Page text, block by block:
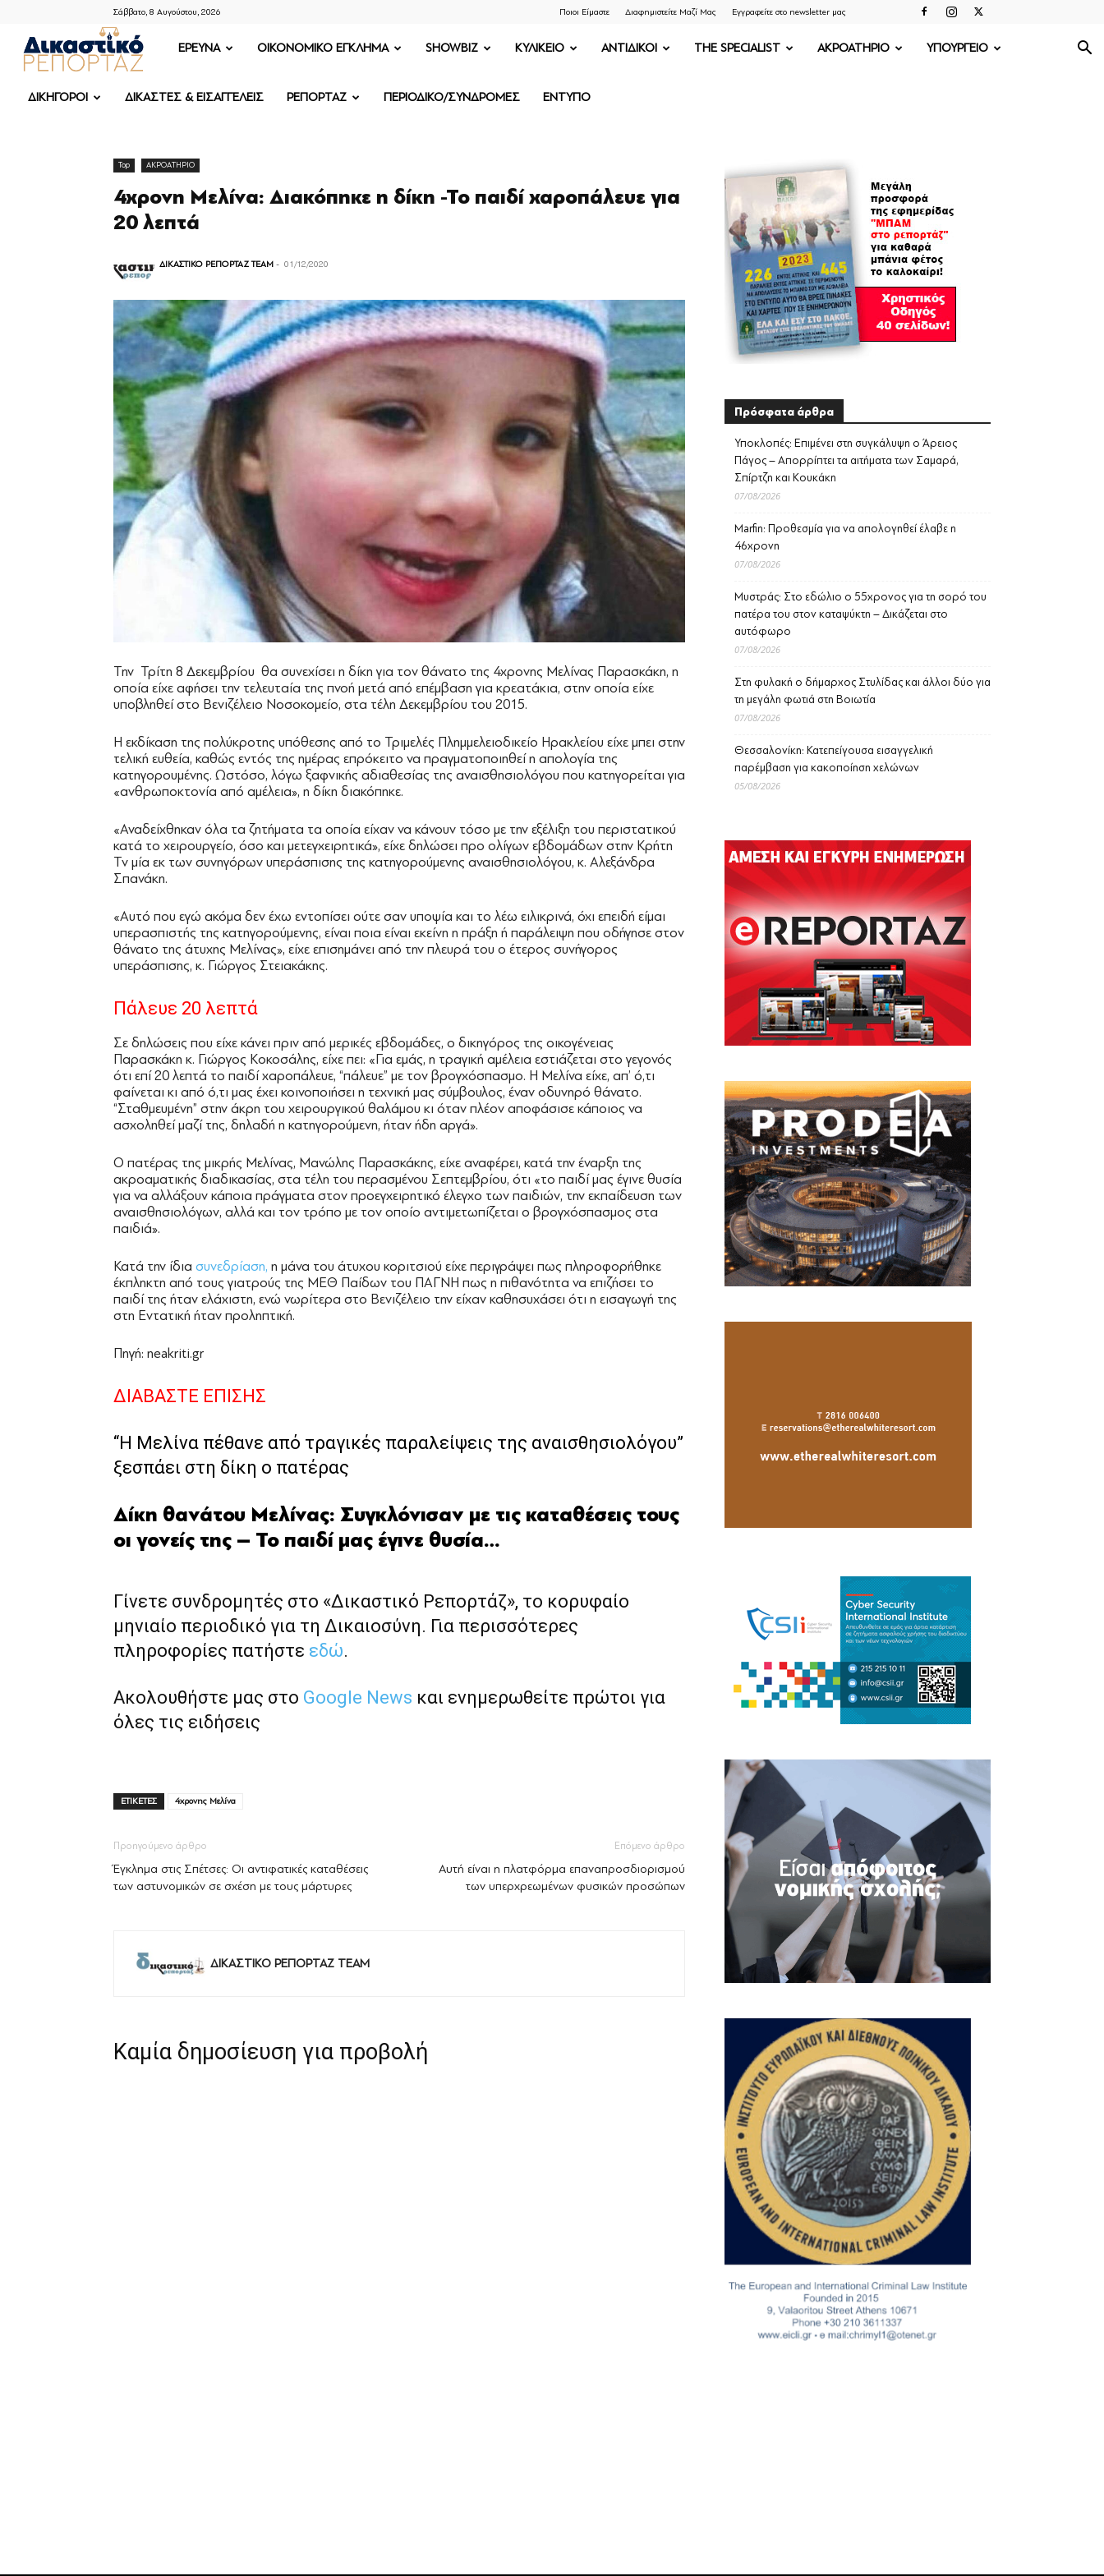
Σάββατο, 8 Αυγούστου, 2026 Ποιοι Είμαστε Διαφημιστείτε Μαζί Μας Εγγραφείτε στο newsletter μας
ΔΙΚΑΣΤΙΚΟ
ΡΕΠΟΡΤΑΖ
ΕΡΕΥΝΑ OIKONOMIKO ΕΓΚΛΗΜΑ SHOWBIZ ΚΥΛΙΚΕΙΟ ΑΝΤΙΔΙΚΟΙ THE SPECIALIST ΑΚΡΟΑΤΗΡΙΟ ΥΠΟΥΡΓΕΙΟ
ΔΙΚΗΓΟΡΟΙ ΔΙΚΑΣΤΕΣ & ΕΙΣΑΓΓΕΛΕΙΣ ΡΕΠΟΡΤΑΖ ΠΕΡΙΟΔΙΚΟ/ΣΥΝΔΡΟΜΕΣ ΕΝΤΥΠΟ
Top ΑΚΡΟΑΤΗΡΙΟ
4χρονη Μελίνα: Διακόπηκε η δίκη -Το παιδί χαροπάλευε για
20 λεπτά
ΔΙΚΑΣΤΙΚΟ ΡΕΠΟΡΤΑΖ TEAM - 01/12/2020
Την Τρίτη 8 Δεκεμβρίου θα συνεχίσει η δίκη για τον θάνατο της 4χρονης Μελίνας Παρασκάκη, η
οποία είχε αφήσει την τελευταία της πνοή μετά από επέμβαση για κρεατάκια, στην οποία είχε
υποβληθεί στο Βενιζέλειο Νοσοκομείο, στα τέλη Δεκεμβρίου του 2015.
Η εκδίκαση της πολύκροτης υπόθεσης από το Τριμελές Πλημμελειοδικείο Ηρακλείου είχε μπει στην
τελική ευθεία, καθώς εντός της ημέρας επρόκειτο να πραγματοποιηθεί η απολογία της
κατηγορουμένης. Ωστόσο, λόγω ξαφνικής αδιαθεσίας της αναισθησιολόγου που κατηγορείται για
«ανθρωποκτονία από αμέλεια», η δίκη διακόπηκε.
«Αναδείχθηκαν όλα τα ζητήματα τα οποία είχαν να κάνουν τόσο με την εξέλιξη του περιστατικού
κατά το χειρουργείο, όσο και μετεγχειρητικά», είχε δηλώσει προ ολίγων εβδομάδων στην Κρήτη
Tv μία εκ των συνηγόρων υπεράσπισης της κατηγορούμενης αναισθησιολόγου, κ. Αλεξάνδρα
Σπανάκη.
«Αυτό που εγώ ακόμα δεν έχω εντοπίσει ούτε σαν υποψία και το λέω ειλικρινά, όχι επειδή είμαι
υπερασπιστής της κατηγορούμενης, είναι ποια είναι εκείνη η πράξη ή παράλειψη που οδήγησε στον
θάνατο της άτυχης Μελίνας», είχε επισημάνει από την πλευρά του ο έτερος συνήγορος
υπεράσπισης, κ. Γιώργος Στειακάκης.
Πάλευε 20 λεπτά
Σε δηλώσεις που είχε κάνει πριν από μερικές εβδομάδες, ο δικηγόρος της οικογένειας
Παρασκάκη κ. Γιώργος Κοκοσάλης, είχε πει: «Για εμάς, η τραγική αμέλεια εστιάζεται στο γεγονός
ότι επί 20 λεπτά το παιδί χαροπάλευε, “πάλευε” με τον βρογχόσπασμο. Η Μελίνα είχε, απ’ ό,τι
φαίνεται κι από ό,τι μας έχει κοινοποιήσει η τεχνική μας σύμβουλος, έναν οδυνηρό θάνατο.
“Σταθμευμένη” στην άκρη του χειρουργικού θαλάμου κι όταν πλέον αποφάσισε κάποιος να
ασχοληθεί μαζί της, δηλαδή η κατηγορούμενη, ήταν ήδη αργά».
Ο πατέρας της μικρής Μελίνας, Μανώλης Παρασκάκης, είχε αναφέρει, κατά την έναρξη της
ακροαματικής διαδικασίας, στα τέλη του περασμένου Σεπτεμβρίου, ότι «το παιδί μας έγινε θυσία
για να αλλάξουν κάποια πράγματα στον προεγχειρητικό έλεγχο των παιδιών, την εκπαίδευση των
αναισθησιολόγων, αλλά και τον τρόπο με τον οποίο αντιμετωπίζεται ο βρογχόσπασμος στα
παιδιά».
Κατά την ίδια συνεδρίαση, η μάνα του άτυχου κοριτσιού είχε περιγράψει πως πληροφορήθηκε
έκπληκτη από τους γιατρούς της ΜΕΘ Παίδων του ΠΑΓΝΗ πως η πιθανότητα να επιζήσει το
παιδί της ήταν ελάχιστη, ενώ νωρίτερα στο Βενιζέλειο την είχαν καθησυχάσει ότι η εισαγωγή της
στη Εντατική ήταν προληπτική.
Πηγή: neakriti.gr
ΔΙΑΒΑΣΤΕ ΕΠΙΣΗΣ
“Η Μελίνα πέθανε από τραγικές παραλείψεις της αναισθησιολόγου”
ξεσπάει στη δίκη ο πατέρας
Δίκη θανάτου Μελίνας: Συγκλόνισαν με τις καταθέσεις τους
οι γονείς της – Το παιδί μας έγινε θυσία…
Γίνετε συνδρομητές στο «Δικαστικό Ρεπορτάζ», το κορυφαίο
μηνιαίο περιοδικό για τη Δικαιοσύνη. Για περισσότερες
πληροφορίες πατήστε εδώ.
Ακολουθήστε μας στο Google News και ενημερωθείτε πρώτοι για
όλες τις ειδήσεις
ΕΤΙΚΕΤΕΣ 4χρονης Μελίνα
Προηγούμενο άρθρο
Έγκλημα στις Σπέτσες: Οι αντιφατικές καταθέσεις
των αστυνομικών σε σχέση με τους μάρτυρες
Επόμενο άρθρο
Αυτή είναι η πλατφόρμα επαναπροσδιορισμού
των υπερχρεωμένων φυσικών προσώπων
ΔΙΚΑΣΤΙΚΟ ΡΕΠΟΡΤΑΖ TEAM
Καμία δημοσίευση για προβολή
Πρόσφατα άρθρα
Υποκλοπές: Επιμένει στη συγκάλυψη ο Άρειος
Πάγος – Απορρίπτει τα αιτήματα των Σαμαρά,
Σπίρτζη και Κουκάκη
07/08/2026
Marfin: Προθεσμία για να απολογηθεί έλαβε η
46χρονη
07/08/2026
Μυστράς: Στο εδώλιο ο 55χρονος για τη σορό του
πατέρα του στον καταψύκτη – Δικάζεται στο
αυτόφωρο
07/08/2026
Στη φυλακή ο δήμαρχος Στυλίδας και άλλοι δύο για
τη μεγάλη φωτιά στη Βοιωτία
07/08/2026
Θεσσαλονίκη: Κατεπείγουσα εισαγγελική
παρέμβαση για κακοποίηση χελώνων
05/08/2026